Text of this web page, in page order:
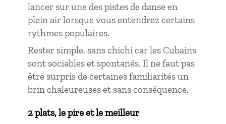
lancer sur une des pistes de danse en
plein air lorsque vous entendrez certains
rythmes populaires.
Rester simple, sans chichi car les Cubains
sont sociables et spontanés. Il ne faut pas
être surpris de certaines familiarités un
brin chaleureuses et sans conséquence.
2 plats, le pire et le meilleur